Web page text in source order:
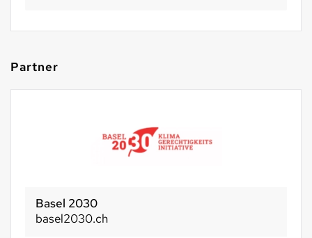
Partner
Basel 2030
basel2030.ch